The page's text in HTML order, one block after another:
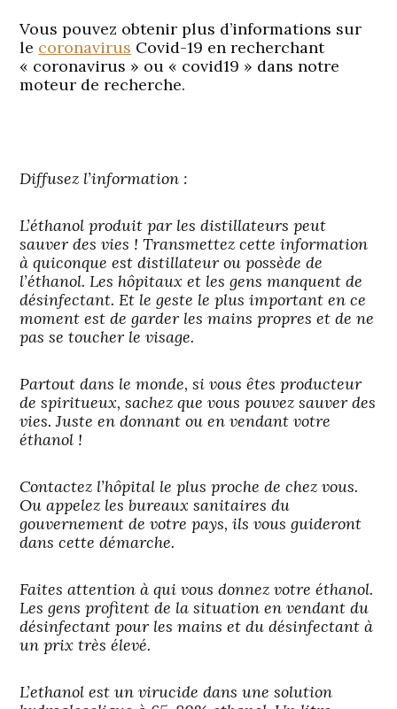
Vous pouvez obtenir plus d’informations sur
le coronavirus Covid-19 en recherchant
« coronavirus » ou « covid19 » dans notre
moteur de recherche.
Diffusez l’information :
L’éthanol produit par les distillateurs peut
sauver des vies ! Transmettez cette information
à quiconque est distillateur ou possède de
l’éthanol. Les hôpitaux et les gens manquent de
désinfectant. Et le geste le plus important en ce
moment est de garder les mains propres et de ne
pas se toucher le visage.
Partout dans le monde, si vous êtes producteur
de spiritueux, sachez que vous pouvez sauver des
vies. Juste en donnant ou en vendant votre
éthanol !
Contactez l’hôpital le plus proche de chez vous.
Ou appelez les bureaux sanitaires du
gouvernement de votre pays, ils vous guideront
dans cette démarche.
Faites attention à qui vous donnez votre éthanol.
Les gens profitent de la situation en vendant du
désinfectant pour les mains et du désinfectant à
un prix très élevé.
L’ethanol est un virucide dans une solution